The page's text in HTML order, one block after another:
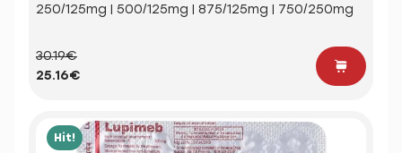
250/125mg | 500/125mg | 875/125mg | 750/250mg
30.19€
25.16€
Hit!